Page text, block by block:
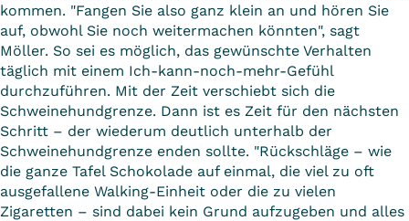
kommen. "Fangen Sie also ganz klein an und hören Sie
auf, obwohl Sie noch weitermachen könnten", sagt
Möller. So sei es möglich, das gewünschte Verhalten
täglich mit einem Ich-kann-noch-mehr-Gefühl
durchzuführen. Mit der Zeit verschiebt sich die
Schweinehundgrenze. Dann ist es Zeit für den nächsten
Schritt – der wiederum deutlich unterhalb der
Schweinehundgrenze enden sollte. "Rückschläge – wie
die ganze Tafel Schokolade auf einmal, die viel zu oft
ausgefallene Walking-Einheit oder die zu vielen
Zigaretten – sind dabei kein Grund aufzugeben und alles